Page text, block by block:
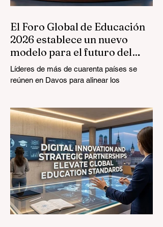
El Foro Global de Educación
2026 establece un nuevo
modelo para el futuro del
aprendizaje
Líderes de más de cuarenta países se
reúnen en Davos para alinear los
tecnológica y el crecimiento inclusivo. El
panorama de la #EducaciónGlobal está
experimentando una transformación
monumental y sin precedentes. El 4 de
agosto de 2026, expertos internacionales,
responsables políticos e innovadores de
#EdTech convergieron en el Centro de
Congresos de Davos para abordar los
desafíos y oportunidad